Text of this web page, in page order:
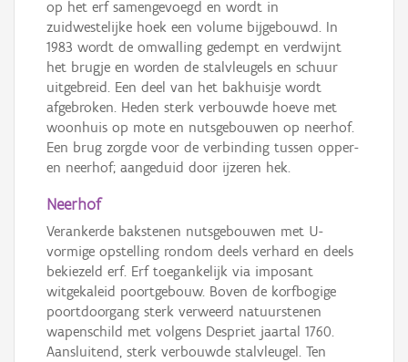
op het erf samengevoegd en wordt in
zuidwestelijke hoek een volume bijgebouwd. In
1983 wordt de omwalling gedempt en verdwijnt
het brugje en worden de stalvleugels en schuur
uitgebreid. Een deel van het bakhuisje wordt
afgebroken. Heden sterk verbouwde hoeve met
woonhuis op mote en nutsgebouwen op neerhof.
Een brug zorgde voor de verbinding tussen opper-
en neerhof; aangeduid door ijzeren hek.
Neerhof
Verankerde bakstenen nutsgebouwen met U-
vormige opstelling rondom deels verhard en deels
bekiezeld erf. Erf toegankelijk via imposant
witgekaleid poortgebouw. Boven de korfbogige
poortdoorgang sterk verweerd natuurstenen
wapenschild met volgens Despriet jaartal 1760.
Aansluitend, sterk verbouwde stalvleugel. Ten